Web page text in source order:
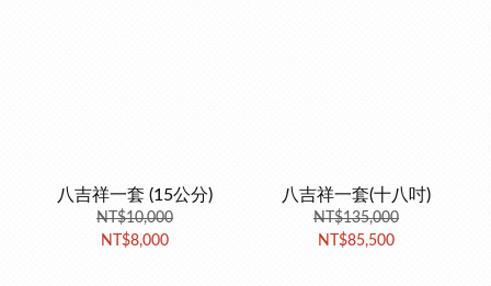
八吉祥一套 (15公分)
NT$10,000
NT$8,000
八吉祥一套(十八吋)
NT$135,000
NT$85,500